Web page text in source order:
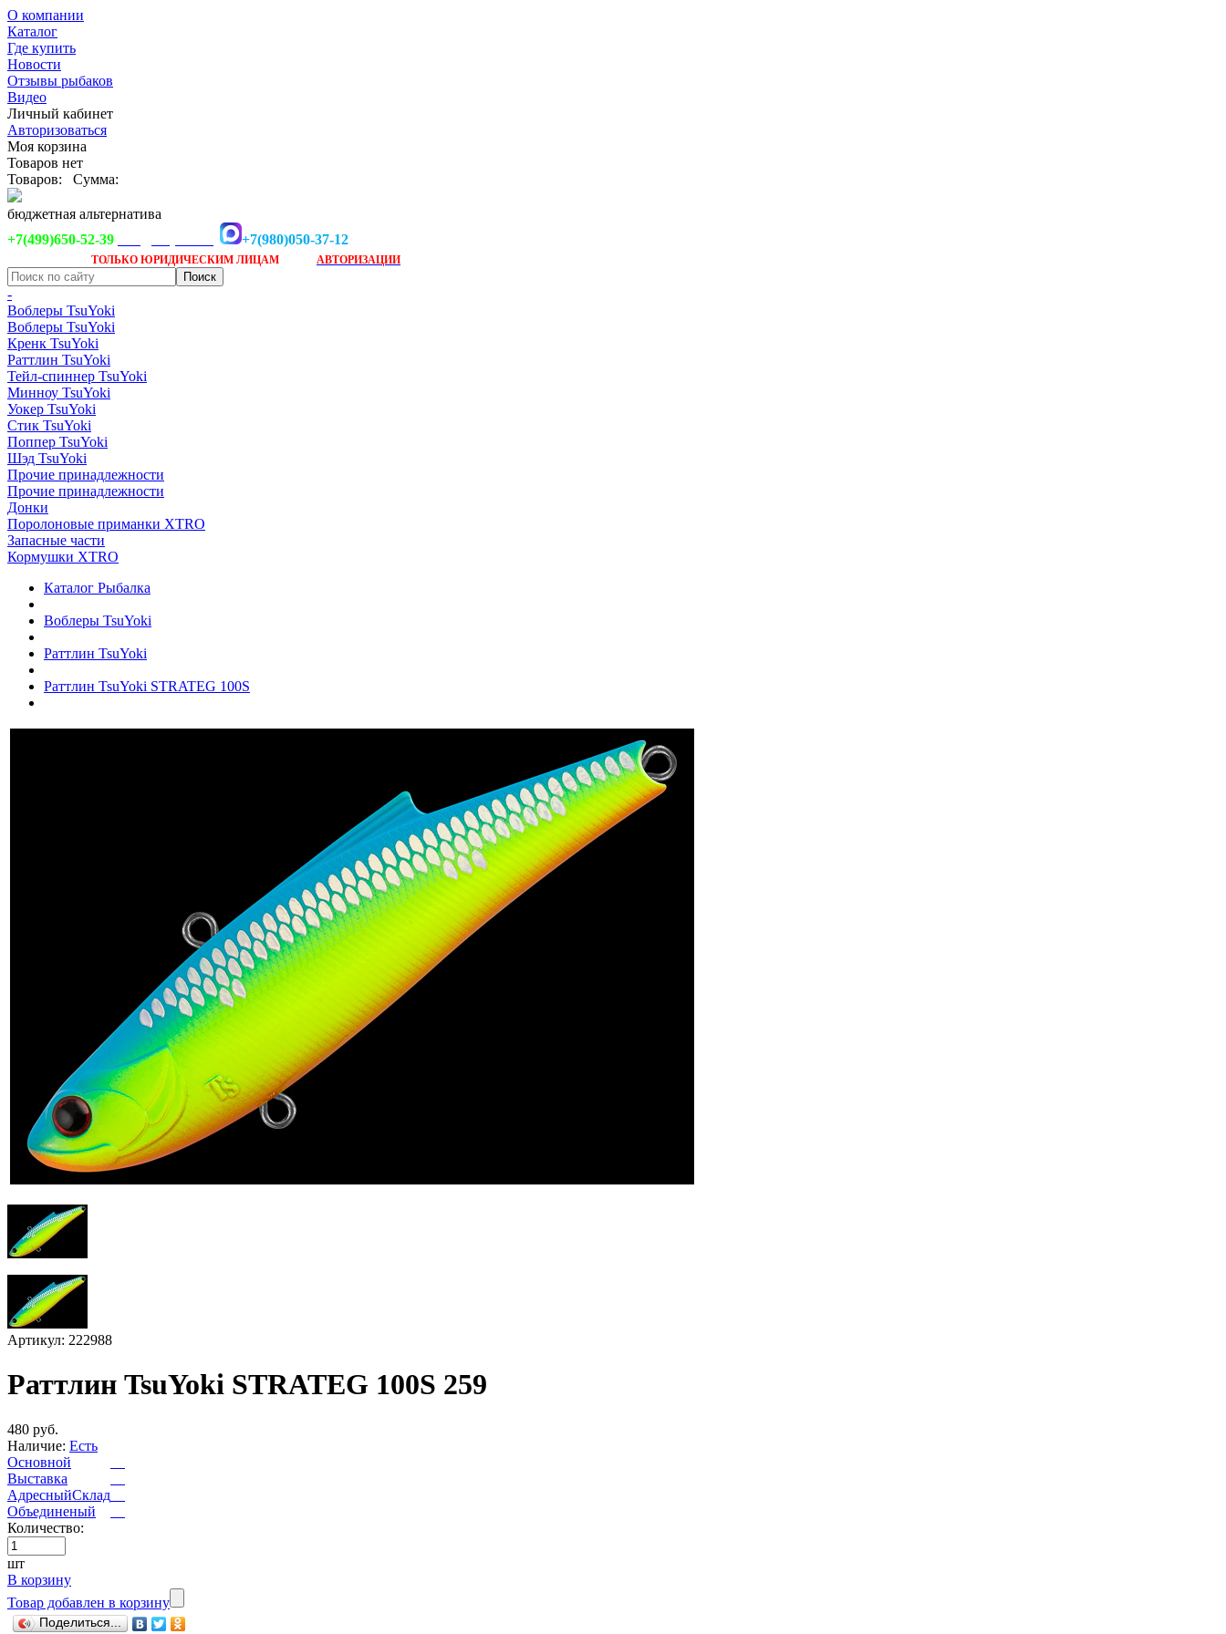
О компании
Каталог
Где купить
Новости
Отзывы рыбаков
Видео
Личный кабинет
Авторизоваться
Моя корзина
Товаров нет
Товаров:
Сумма:
бюджетная альтернатива
+7(499)650-52-39
+7(980)050-37-12
ТОЛЬКО ЮРИДИЧЕСКИМ ЛИЦАМ АВТОРИЗАЦИИ
-
Воблеры TsuYoki
Воблеры TsuYoki
Кренк TsuYoki
Раттлин TsuYoki
Тейл-спиннер TsuYoki
Минноу TsuYoki
Уокер TsuYoki
Стик TsuYoki
Поппер TsuYoki
Шэд TsuYoki
Прочие принадлежности
Прочие принадлежности
Донки
Поролоновые приманки XTRO
Запасные части
Кормушки XTRO
Каталог Рыбалка
Воблеры TsuYoki
Раттлин TsuYoki
Раттлин TsuYoki STRATEG 100S
Артикул: 222988
Раттлин TsuYoki STRATEG 100S 259
480 руб.
Наличие: Есть
Основной
Выставка
АдресныйСклад
Объединеный
Количество:
шт
В корзину
Товар добавлен в корзину
Поделиться...